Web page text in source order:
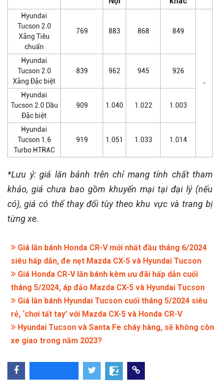
Hyundai
Tucson 2.0
Xăng Tiêu
chuẩn
769 883 868 849
-
Hyundai
Tucson 2.0
Xăng Đặc biệt
839 962 945 926
Hyundai
Tucson 2.0 Dầu
Đặc biệt
909 1.040 1.022 1.003
Hyundai
Tucson 1.6
Turbo HTRAC
919 1.051 1.033 1.014
*Lưu ý: giá lăn bánh trên chỉ mang tính chất tham
khảo, giá chưa bao gồm khuyến mại tại đại lý (nếu
có), giá có thể thay đổi tùy theo khu vực và trang bị
từng xe.
Giá lăn bánh Honda CR-V mới nhất đầu tháng 6/2024
siêu hấp dẫn, đe nẹt Mazda CX-5 và Hyundai Tucson
Giá Honda CR-V lăn bánh kèm ưu đãi hấp dẫn cuối
tháng 5/2024, áp đảo Mazda CX-5 và Hyundai Tucson
Giá lăn bánh Hyundai Tucson cuối tháng 5/2024 siêu
rẻ, ‘chơi tất tay’ với Mazda CX-5 và Honda CR-V
Hyundai Tucson và Santa Fe cháy hàng, sẽ không còn
xe giao trong năm 2023?